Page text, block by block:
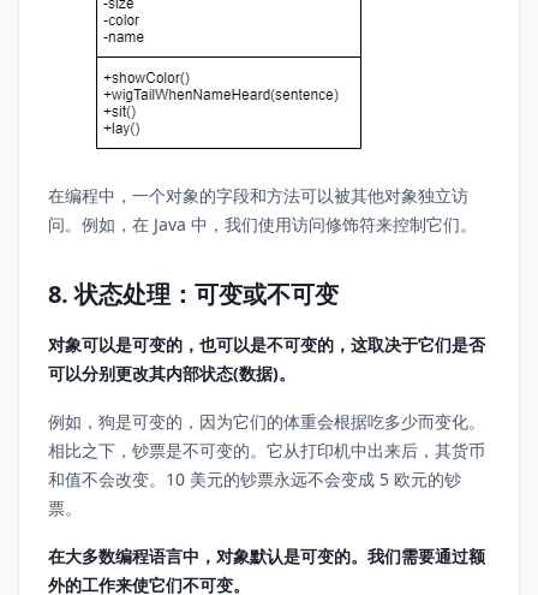
在编程中，一个对象的字段和方法可以被其他对象独立访
问。例如，在 Java 中，我们使用访问修饰符来控制它们。
8. 状态处理：可变或不可变
对象可以是可变的，也可以是不可变的，这取决于它们是否
可以分别更改其内部状态(数据)。
例如，狗是可变的，因为它们的体重会根据吃多少而变化。
相比之下，钞票是不可变的。它从打印机中出来后，其货币
和值不会改变。10 美元的钞票永远不会变成 5 欧元的钞
票。
在大多数编程语言中，对象默认是可变的。我们需要通过额
外的工作来使它们不可变。